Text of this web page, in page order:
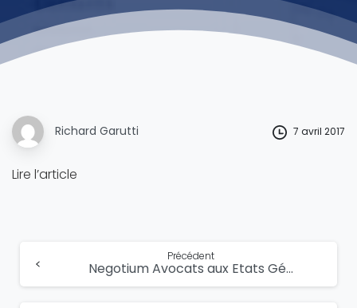
Richard Garutti 7 avril 2017
Lire l’article
la
Précédent
Negotium Avocats aux Etats Généraux du Droit de l’Entreprise le 23 mars 2017